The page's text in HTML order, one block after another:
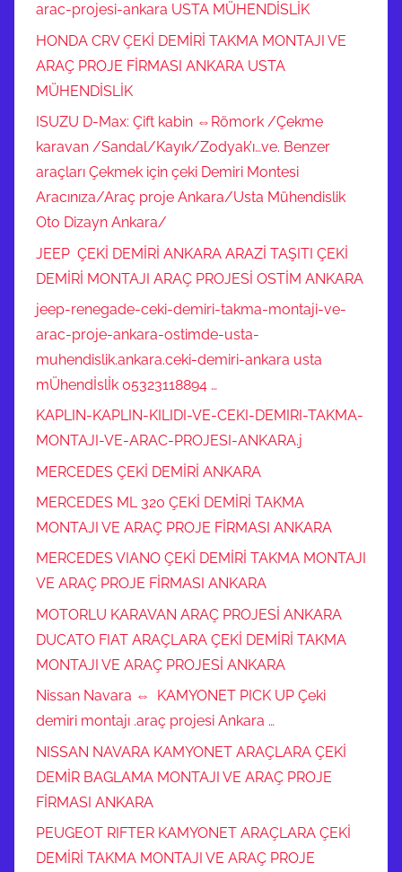
arac-projesi-ankara USTA MÜHENDİSLİK
HONDA CRV ÇEKİ DEMİRİ TAKMA MONTAJI VE
ARAÇ PROJE FİRMASI ANKARA USTA
MÜHENDİSLİK
ISUZU D-Max: Çift kabin ⇔Römork /Çekme
karavan /Sandal/Kayık/Zodyak’ı…ve. Benzer
araçları Çekmek için çeki Demiri Montesi
Aracınıza/Araç proje Ankara/Usta Mühendislik
Oto Dizayn Ankara/
JEEP ÇEKİ DEMİRİ ANKARA ARAZİ TAŞITI ÇEKİ
DEMİRİ MONTAJI ARAÇ PROJESİ OSTİM ANKARA
jeep-renegade-ceki-demiri-takma-montaji-ve-
arac-proje-ankara-ostimde-usta-
muhendislik.ankara.ceki-demiri-ankara usta
mÜhendİslİk 05323118894 …
KAPLIN-KAPLIN-KILIDI-VE-CEKI-DEMIRI-TAKMA-
MONTAJI-VE-ARAC-PROJESI-ANKARA.j
MERCEDES ÇEKİ DEMİRİ ANKARA
MERCEDES ML 320 ÇEKİ DEMİRİ TAKMA
MONTAJI VE ARAÇ PROJE FİRMASI ANKARA
MERCEDES VIANO ÇEKİ DEMİRİ TAKMA MONTAJI
VE ARAÇ PROJE FİRMASI ANKARA
MOTORLU KARAVAN ARAÇ PROJESİ ANKARA
DUCATO FIAT ARAÇLARA ÇEKİ DEMİRİ TAKMA
MONTAJI VE ARAÇ PROJESİ ANKARA
Nissan Navara ⇔ KAMYONET PICK UP Çeki
demiri montajı .araç projesi Ankara …
NISSAN NAVARA KAMYONET ARAÇLARA ÇEKİ
DEMİR BAGLAMA MONTAJI VE ARAÇ PROJE
FİRMASI ANKARA
PEUGEOT RIFTER KAMYONET ARAÇLARA ÇEKİ
DEMİRİ TAKMA MONTAJI VE ARAÇ PROJE